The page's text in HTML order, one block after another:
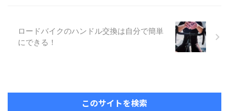
ロードバイクのハンドル交換は自分で簡単
にできる！
このサイトを検索